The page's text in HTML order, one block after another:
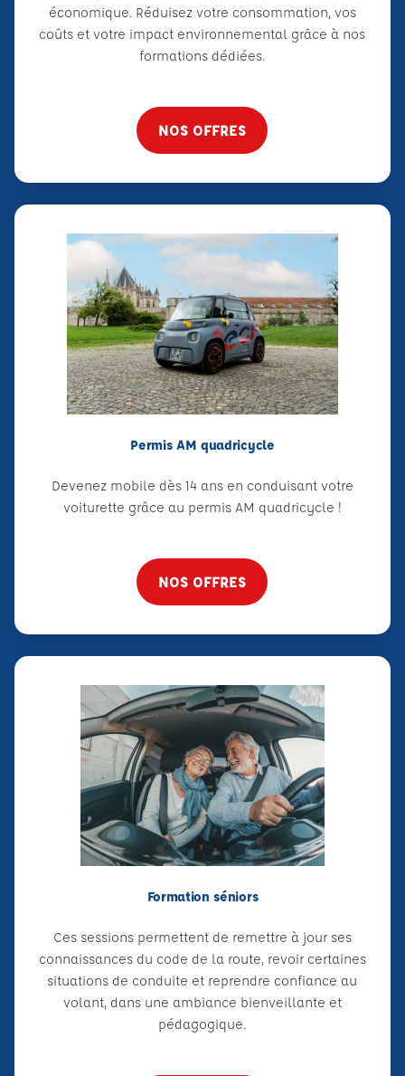
économique. Réduisez votre consommation, vos
coûts et votre impact environnemental grâce à nos
formations dédiées.
NOS OFFRES
Permis AM quadricycle
Devenez mobile dès 14 ans en conduisant votre
voiturette grâce au permis AM quadricycle !
NOS OFFRES
Formation séniors
Ces sessions permettent de remettre à jour ses
connaissances du code de la route, revoir certaines
situations de conduite et reprendre confiance au
volant, dans une ambiance bienveillante et
pédagogique.